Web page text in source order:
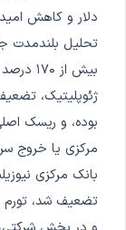
دلار و کاهش
تحلیل بلندمدت
بیش
ژئوپلیتیک،
بوده، و ریسک
مرکزی یا خروج
بانک مرکزی